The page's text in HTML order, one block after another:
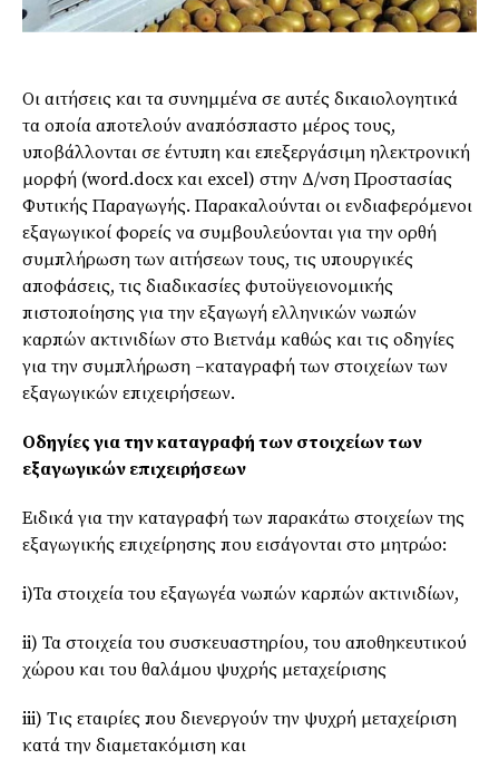
Οι αιτήσεις και τα συνημμένα σε αυτές δικαιολογητικά
τα οποία αποτελούν αναπόσπαστο μέρος τους,
υποβάλλονται σε έντυπη και επεξεργάσιμη ηλεκτρονική
μορφή (word.docx και excel) στην Δ/νση Προστασίας
Φυτικής Παραγωγής. Παρακαλούνται οι ενδιαφερόμενοι
εξαγωγικοί φορείς να συμβουλεύονται για την ορθή
συμπλήρωση των αιτήσεων τους, τις υπουργικές
αποφάσεις, τις διαδικασίες φυτοϋγειονομικής
πιστοποίησης για την εξαγωγή ελληνικών νωπών
καρπών ακτινιδίων στο Βιετνάμ καθώς και τις οδηγίες
για την συμπλήρωση –καταγραφή των στοιχείων των
εξαγωγικών επιχειρήσεων.
Οδηγίες για την καταγραφή των στοιχείων των
εξαγωγικών επιχειρήσεων
Ειδικά για την καταγραφή των παρακάτω στοιχείων της
εξαγωγικής επιχείρησης που εισάγονται στο μητρώο:
i)Τα στοιχεία του εξαγωγέα νωπών καρπών ακτινιδίων,
ii) Τα στοιχεία του συσκευαστηρίου, του αποθηκευτικού
χώρου και του θαλάμου ψυχρής μεταχείρισης
iii) Tις εταιρίες που διενεργούν την ψυχρή μεταχείριση
κατά την διαμετακόμιση και